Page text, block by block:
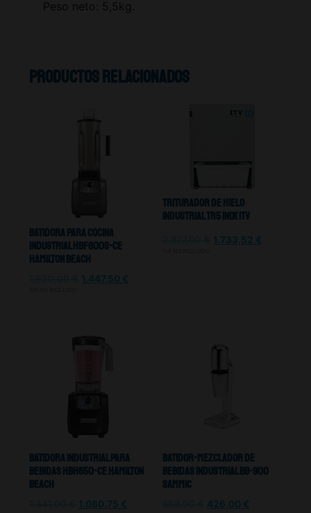
Peso neto: 5,5kg.
Productos relacionados
Batidora Para Cocina
Industrial HBF600S-CE
Hamilton Beach
1.447,50 €
Triturador De Hielo
Industrial TR5 INOX ITV
1.733,52 €
Batidora Industrial Para
Bebidas HBH650-CE Hamilton
Beach
1.080,75 €
Batidor-Mezclador De
Bebidas Industrial BB-900
Sammic
426,00 €